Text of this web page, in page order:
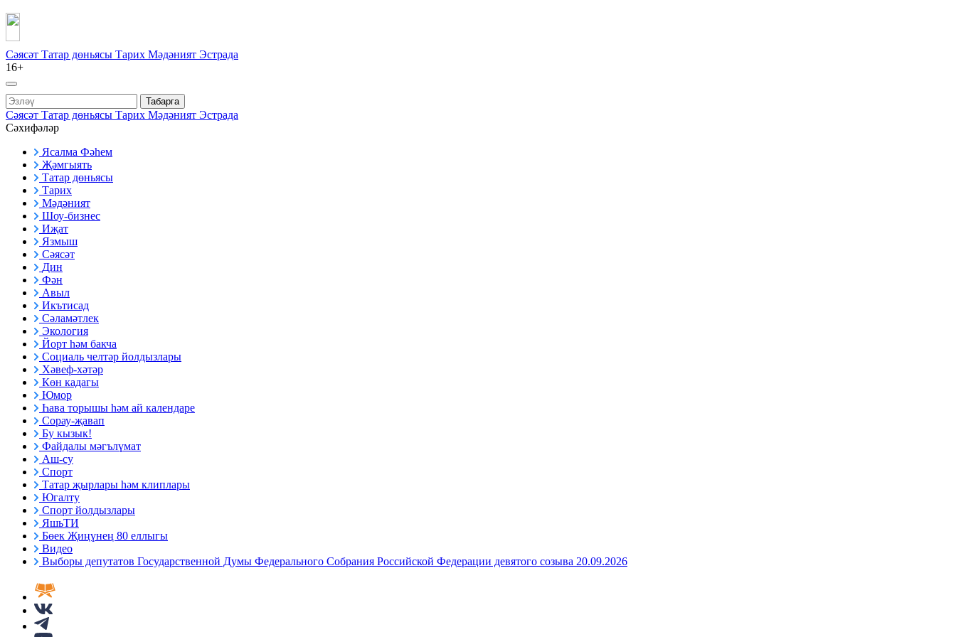
Сәясәт Татар дөньясы Тарих Мәдәният Эстрада
16+
Табарга
Сәясәт Татар дөньясы Тарих Мәдәният Эстрада
Сәхифәләр
Ясалма Фәһем
Җәмгыять
Татар дөньясы
Тарих
Мәдәният
Шоу-бизнес
Иҗат
Язмыш
Сәясәт
Дин
Фән
Авыл
Икътисад
Сәламәтлек
Экология
Йорт һәм бакча
Социаль челтәр йолдызлары
Хәвеф-хәтәр
Көн кадагы
Юмор
Һава торышы һәм ай календаре
Сорау-җавап
Бу кызык!
Файдалы мәгълүмат
Аш-су
Спорт
Татар җырлары һәм клиплары
Югалту
Спорт йолдызлары
ЯшьТИ
Бөек Җиңүнең 80 еллыгы
Видео
Выборы депутатов Государственной Думы Федерального Собрания Российской Федерации девятого созыва 20.09.2026